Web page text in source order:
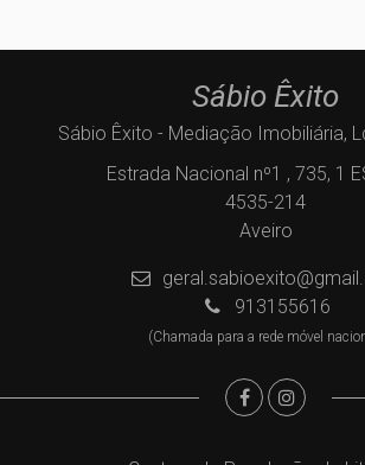
Sábio Êxito
Sábio Êxito - Mediação Imobiliária,
Estrada Nacional nº1 , 735, 1
4535-214
Aveiro
913155616
(Chamada para a rede móvel